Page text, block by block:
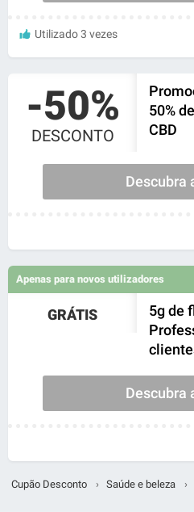
Utilizado 3 vezes
-50%
DESCONTO
50%
CBD
Descubra
Apenas para novos utilizadores
GRÁTIS
5g de
Descubra
Cupão Desconto › Saúde e beleza ›